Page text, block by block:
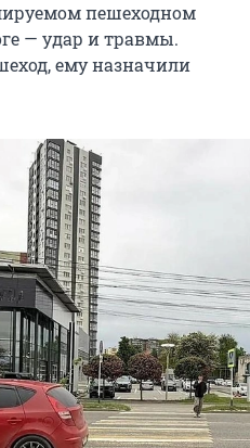
пешеходном
— удар и травмы.
ему назначили